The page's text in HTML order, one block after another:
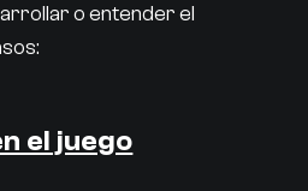
o entender el
el juego